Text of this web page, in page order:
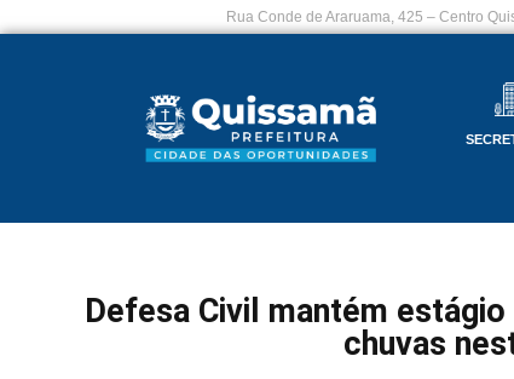
Rua Conde de Araruama, 425 – Centro
Defesa Civil mantém
chuvas